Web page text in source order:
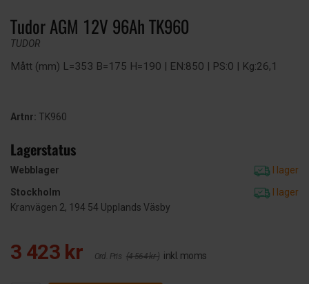
Tudor AGM 12V 96Ah TK960
TUDOR
Mått (mm) L=353 B=175 H=190 | EN:850 | PS:0 | Kg:26,1
Artnr: TK960
Lagerstatus
Webblager
I lager
Stockholm
I lager
Kranvägen 2, 194 54 Upplands Väsby
3 423 kr Ord. Pris (4 564 kr ) inkl. moms